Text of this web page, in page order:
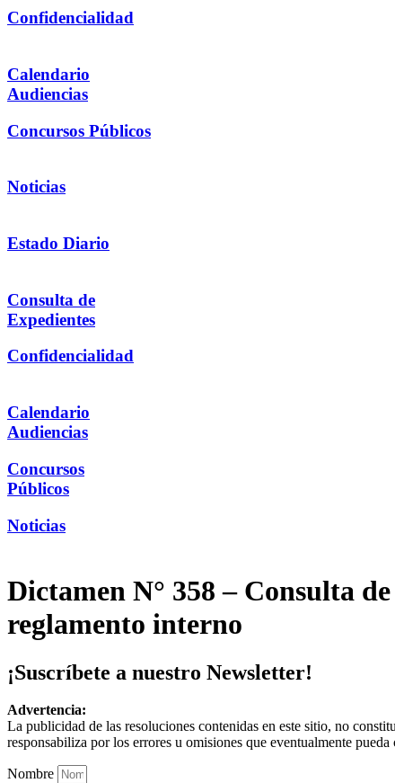
Confidencialidad
Calendario
Audiencias
Concursos Públicos
Noticias
Estado Diario
Consulta de
Expedientes
Confidencialidad
Calendario
Audiencias
Concursos
Públicos
Noticias
Dictamen N° 358 – Consulta
reglamento interno
¡Suscríbete a nuestro Newsletter!
Advertencia:
La publicidad de las resoluciones contenidas en este sitio, no
responsabiliza por los errores u omisiones que eventualmente
Nombre